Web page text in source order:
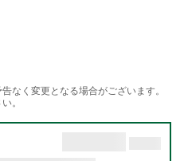
なく変更となる場合がございます。
。